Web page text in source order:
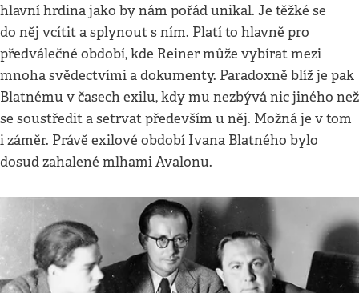
hlavní hrdina jako by nám pořád unikal. Je těžké se
do něj vcítit a splynout s ním. Platí to hlavně pro
předválečné období, kde Reiner může vybírat mezi
mnoha svědectvími a dokumenty. Paradoxně blíž je pak
Blatnému v časech exilu, kdy mu nezbývá nic jiného než
se soustředit a setrvat především u něj. Možná je v tom
i záměr. Právě exilové období Ivana Blatného bylo
dosud zahalené mlhami Avalonu.